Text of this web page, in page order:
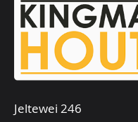
Jeltewei 246